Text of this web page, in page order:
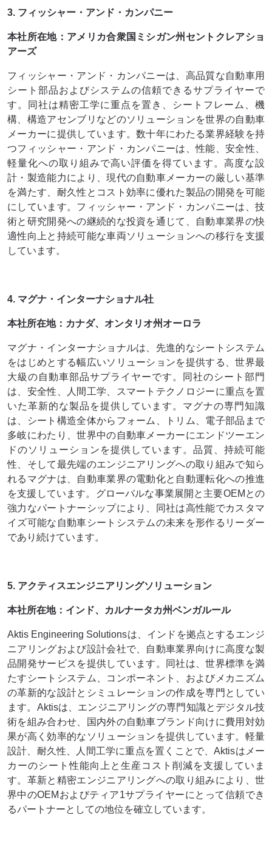
3. フィッシャー・アンド・カンパニー
本社所在地：アメリカ合衆国ミシガン州セントクレアショ
アーズ
フィッシャー・アンド・カンパニーは、高品質な自動車用
シート部品およびシステムの信頼できるサプライヤーで
す。同社は精密工学に重点を置き、シートフレーム、機
構、構造アセンブリなどのソリューションを世界の自動車
メーカーに提供しています。数十年にわたる業界経験を持
つフィッシャー・アンド・カンパニーは、性能、安全性、
軽量化への取り組みで高い評価を得ています。高度な設
計・製造能力により、現代の自動車メーカーの厳しい基準
を満たす、耐久性とコスト効率に優れた製品の開発を可能
にしています。フィッシャー・アンド・カンパニーは、技
術と研究開発への継続的な投資を通じて、自動車業界の快
適性向上と持続可能な車両ソリューションへの移行を支援
しています。
4. マグナ・インターナショナル社
本社所在地：カナダ、オンタリオ州オーロラ
マグナ・インターナショナルは、先進的なシートシステム
をはじめとする幅広いソリューションを提供する、世界最
大級の自動車部品サプライヤーです。同社のシート部門
は、安全性、人間工学、スマートテクノロジーに重点を置
いた革新的な製品を提供しています。マグナの専門知識
は、シート構造全体からフォーム、トリム、電子部品まで
多岐にわたり、世界中の自動車メーカーにエンドツーエン
ドのソリューションを提供しています。品質、持続可能
性、そして最先端のエンジニアリングへの取り組みで知ら
れるマグナは、自動車業界の電動化と自動運転化への推進
を支援しています。グローバルな事業展開と主要OEMとの
強力なパートナーシップにより、同社は高性能でカスタマ
イズ可能な自動車シートシステムの未来を形作るリーダー
であり続けています。
5. アクティスエンジニアリングソリューション
本社所在地：インド、カルナータカ州ベンガルール
Aktis Engineering Solutionsは、インドを拠点とするエンジ
ニアリングおよび設計会社で、自動車業界向けに高度な製
品開発サービスを提供しています。同社は、世界標準を満
たすシートシステム、コンポーネント、およびメカニズム
の革新的な設計とシミュレーションの作成を専門としてい
ます。Aktisは、エンジニアリングの専門知識とデジタル技
術を組み合わせ、国内外の自動車ブランド向けに費用対効
果が高く効率的なソリューションを提供しています。軽量
設計、耐久性、人間工学に重点を置くことで、Aktisはメー
カーのシート性能向上と生産コスト削減を支援していま
す。革新と精密エンジニアリングへの取り組みにより、世
界中のOEMおよびティア1サプライヤーにとって信頼でき
るパートナーとしての地位を確立しています。